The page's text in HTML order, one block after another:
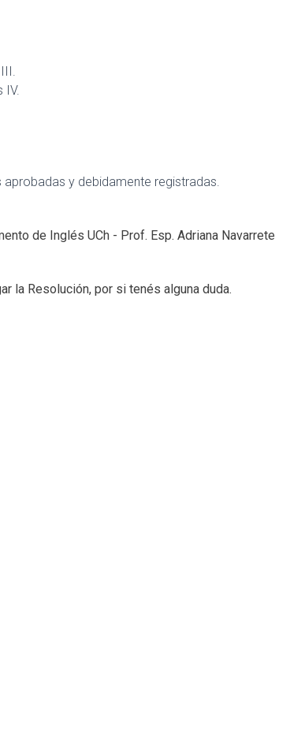
IV.
y debidamente registradas.
de Inglés UCh - Prof. Esp. Adriana Navarrete
la Resolución, por si tenés alguna duda.